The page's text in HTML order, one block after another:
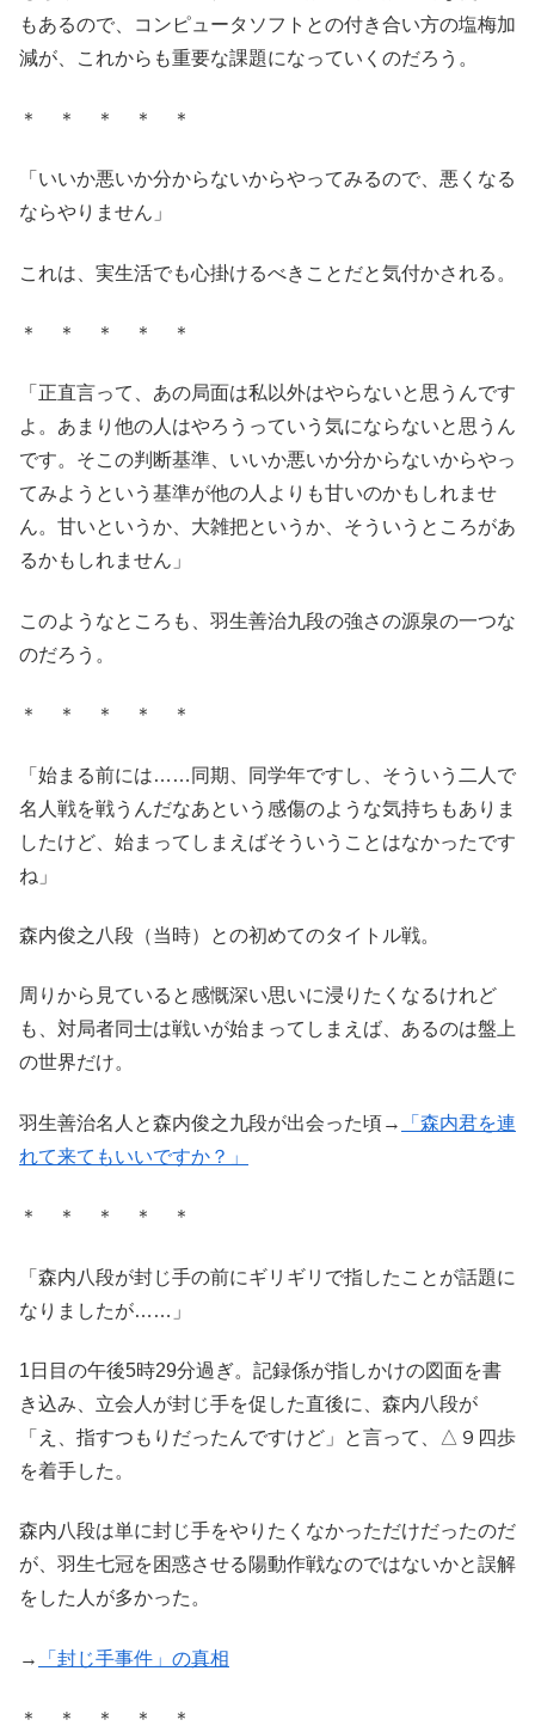
もあるので、コンピュータソフトとの付き合い方の塩梅加
減が、これからも重要な課題になっていくのだろう。
＊ ＊ ＊ ＊ ＊
「いいか悪いか分からないからやってみるので、悪くなる
ならやりません」
これは、実生活でも心掛けるべきことだと気付かされる。
＊ ＊ ＊ ＊ ＊
「正直言って、あの局面は私以外はやらないと思うんです
よ。あまり他の人はやろうっていう気にならないと思うん
です。そこの判断基準、いいか悪いか分からないからやっ
てみようという基準が他の人よりも甘いのかもしれませ
ん。甘いというか、大雑把というか、そういうところがあ
るかもしれません」
このようなところも、羽生善治九段の強さの源泉の一つな
のだろう。
＊ ＊ ＊ ＊ ＊
「始まる前には……同期、同学年ですし、そういう二人で
名人戦を戦うんだなあという感傷のような気持ちもありま
したけど、始まってしまえばそういうことはなかったです
ね」
森内俊之八段（当時）との初めてのタイトル戦。
周りから見ていると感慨深い思いに浸りたくなるけれど
も、対局者同士は戦いが始まってしまえば、あるのは盤上
の世界だけ。
羽生善治名人と森内俊之九段が出会った頃→
「森内君を連
れて来てもいいですか？」
＊ ＊ ＊ ＊ ＊
「森内八段が封じ手の前にギリギリで指したことが話題に
なりましたが……」
1日目の午後5時29分過ぎ。記録係が指しかけの図面を書
き込み、立会人が封じ手を促した直後に、森内八段が
「え、指すつもりだったんですけど」と言って、△９四歩
を着手した。
森内八段は単に封じ手をやりたくなかっただけだったのだ
が、羽生七冠を困惑させる陽動作戦なのではないかと誤解
をした人が多かった。
→ 「封じ手事件」の真相
＊ ＊ ＊ ＊ ＊